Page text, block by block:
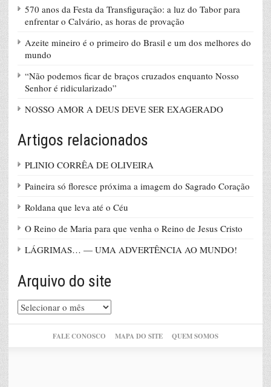
570 anos da Festa da Transfiguração: a luz do Tabor para
enfrentar o Calvário, as horas de provação
Azeite mineiro é o primeiro do Brasil e um dos melhores do
mundo
“Não podemos ficar de braços cruzados enquanto Nosso
Senhor é ridicularizado”
NOSSO AMOR A DEUS DEVE SER EXAGERADO
Artigos relacionados
PLINIO CORRÊA DE OLIVEIRA
Paineira só floresce próxima a imagem do Sagrado Coração
Roldana que leva até o Céu
O Reino de Maria para que venha o Reino de Jesus Cristo
LÁGRIMAS… — UMA ADVERTÊNCIA AO MUNDO!
Arquivo do site
Arquivo
do
FALE CONOSCO MAPA DO SITE QUEM SOMOS